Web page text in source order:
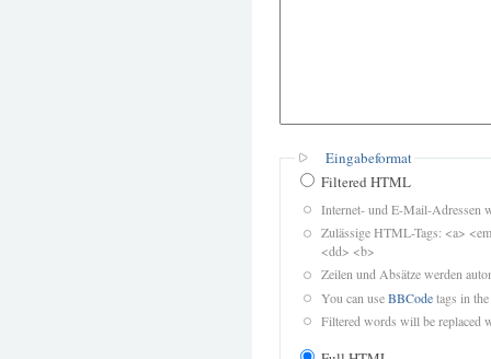
Eingabeformat
Filtered HTML
Internet- und E-Mail-Adressen
Zulässige HTML-Tags: <a>
<dd> <b>
Zeilen und Absätze werden
You can useBBCodetags in
Filtered words will be replaced